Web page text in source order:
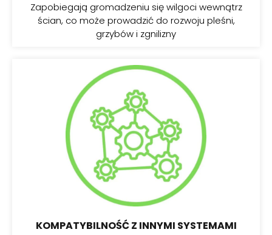
Zapobiegają gromadzeniu się wilgoci wewnątrz
ścian, co może prowadzić do rozwoju pleśni,
grzybów i zgnilizny
KOMPATYBILNOŚĆ Z INNYMI SYSTEMAMI